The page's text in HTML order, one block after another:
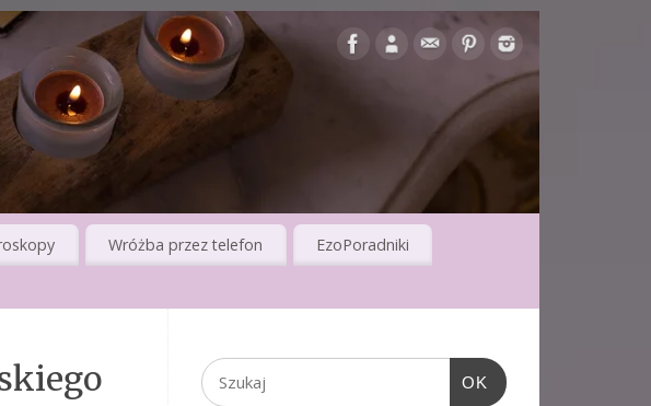
Wróżba przez telefon EzoPoradniki
OK